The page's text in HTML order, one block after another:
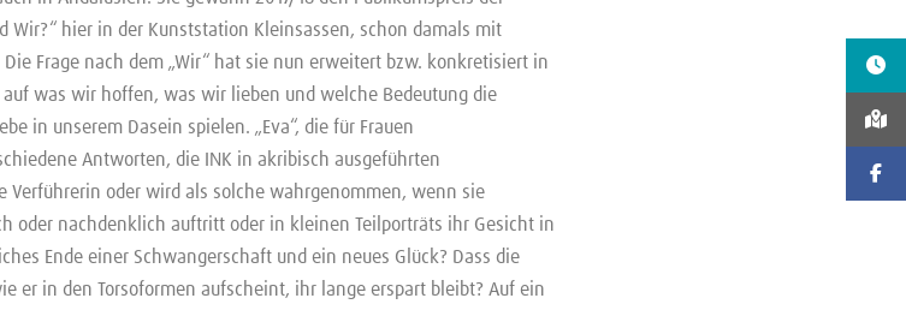
Wir?“ hier in der Kunststation Kleinsassen, schon damals mit
Die Frage nach dem „Wir“ hat sie nun erweitert bzw. konkretisiert in
was wir hoffen, was wir lieben und welche Bedeutung die
in unserem Dasein spielen. „Eva“, die für Frauen
Antworten, die INK in akribisch ausgeführten
oder wird als solche wahrgenommen, wenn sie
oder nachdenklich auftritt oder in kleinen Teilporträts ihr Gesicht in
Ende einer Schwangerschaft und ein neues Glück? Dass die
er in den Torsoformen aufscheint, ihr lange erspart bleibt? Auf ein